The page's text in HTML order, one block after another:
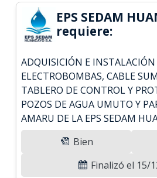
EPS SEDAM
requiere:
ADQUISICIÓN E INSTALACIÓN
ELECTROBOMBAS, CABLE
TABLERO DE CONTROL Y
POZOS DE AGUA UMUTO Y
AMARU DE LA EPS SEDAM
Bien
Finalizó el 15/